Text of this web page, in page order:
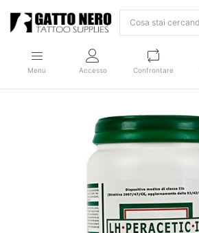
Menu Accesso Confrontare